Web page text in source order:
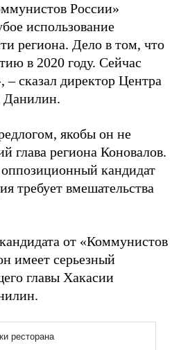
России»
использование
региона. Дело в том, что
в 2020 году. Сейчас
– сказал директор Центра
Данилин.
якобы он не
региона Коновалов.
оппозиционный кандидат
требует вмешательства
от «Коммунистов
имеет серьезный
главы Хакасии